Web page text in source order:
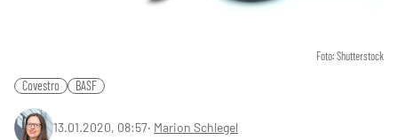
Foto: Shutterstock
Covestro BASF
13.01.2020, 08:57‧ Marion Schlegel